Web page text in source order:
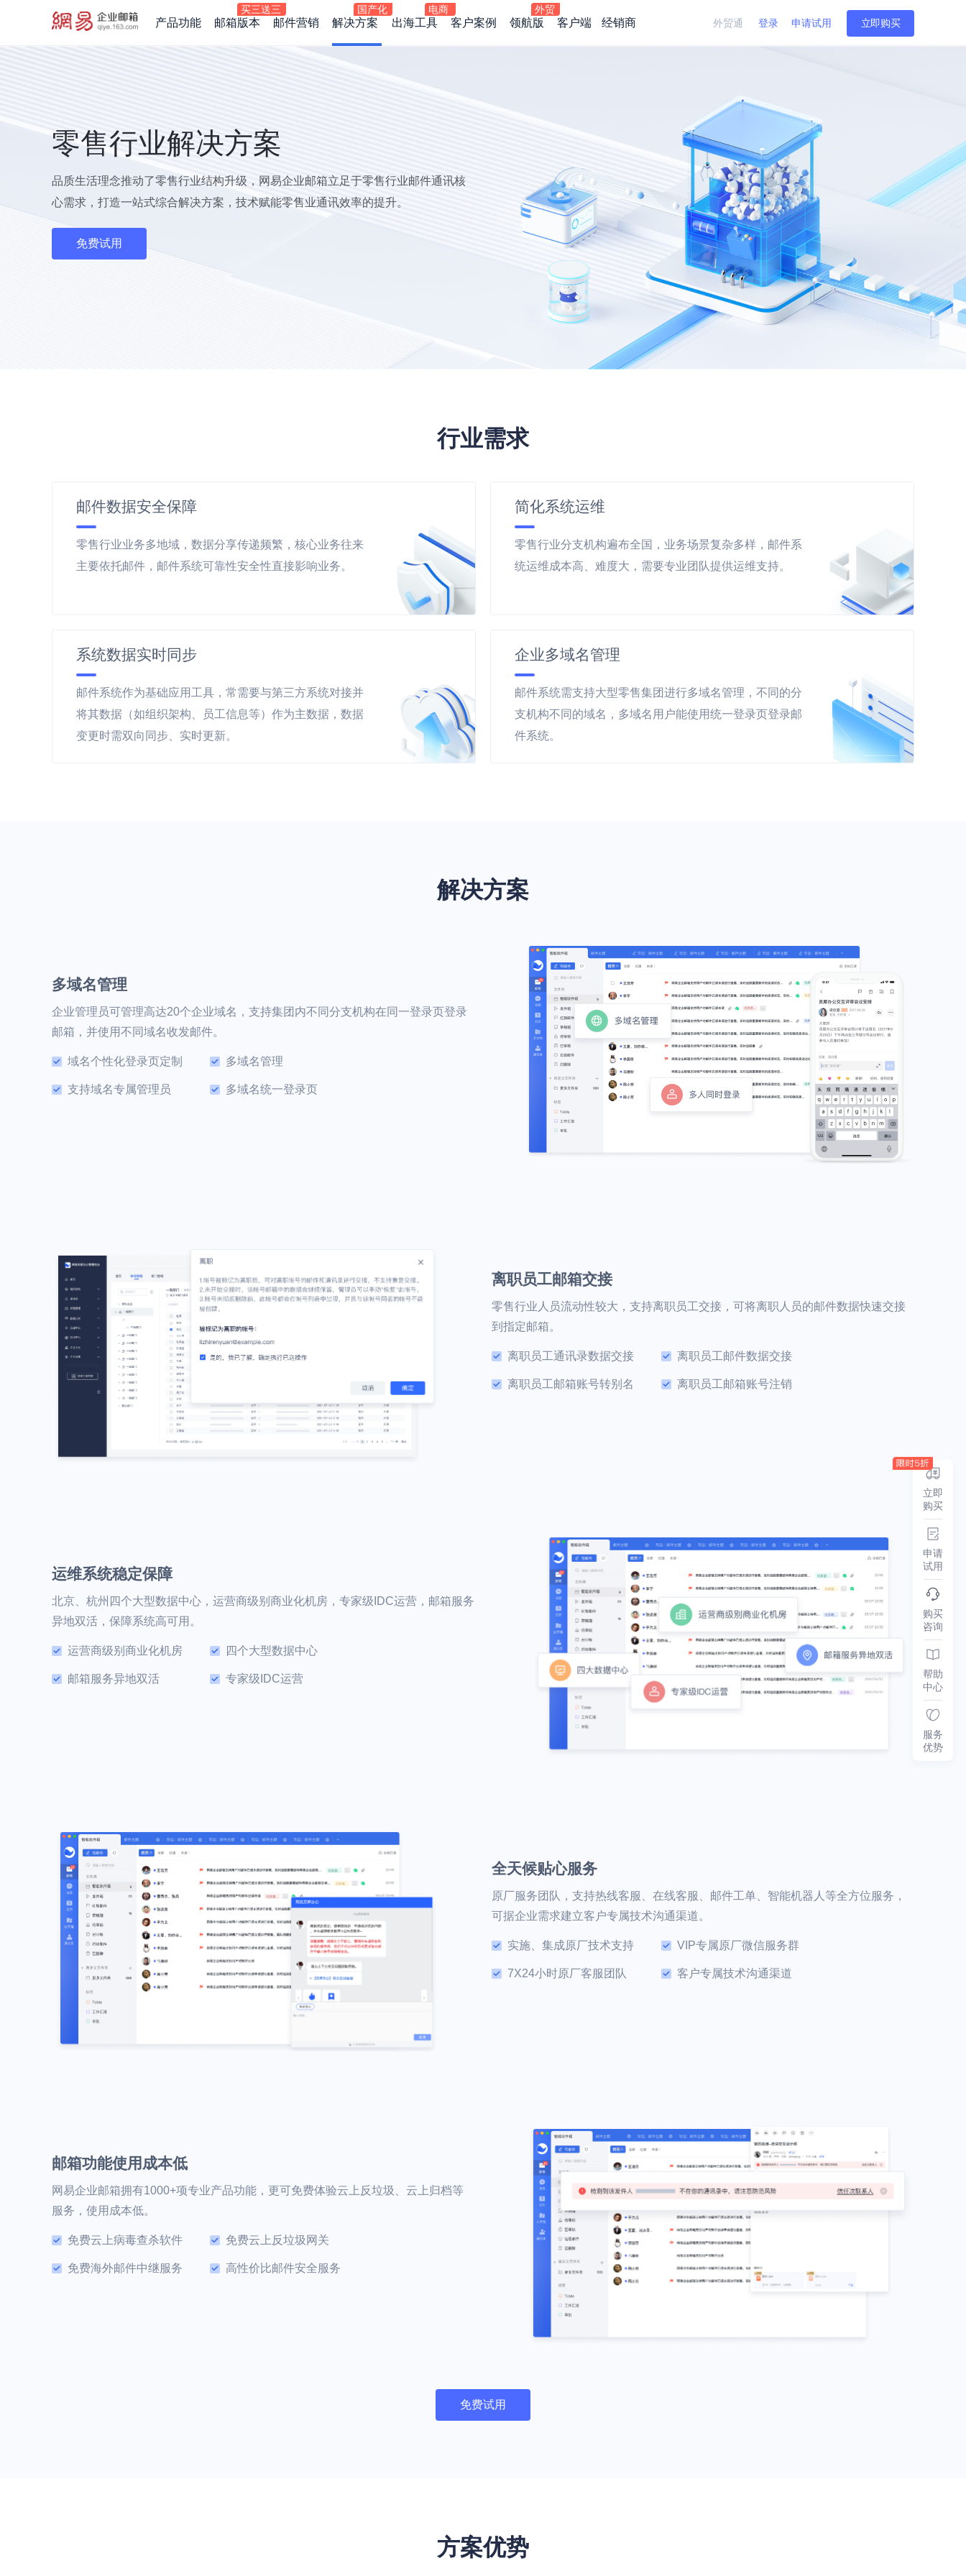
产品功能 邮箱版本 邮件营销 解决方案 出海工具 客户案例 领航版 客户端 经销商 外贸通 登录 申请试用 立即购买
零售行业解决方案
品质生活理念推动了零售行业结构升级，网易企业邮箱立足于零售行业邮件通讯核
心需求，打造一站式综合解决方案，技术赋能零售业通讯效率的提升。
免费试用
行业需求
邮件数据安全保障
零售行业业务多地域，数据分享传递频繁，核心业务往来
主要依托邮件，邮件系统可靠性安全性直接影响业务。
简化系统运维
零售行业分支机构遍布全国，业务场景复杂多样，邮件系
统运维成本高、难度大，需要专业团队提供运维支持。
系统数据实时同步
邮件系统作为基础应用工具，常需要与第三方系统对接并
将其数据（如组织架构、员工信息等）作为主数据，数据
变更时需双向同步、实时更新。
企业多域名管理
邮件系统需支持大型零售集团进行多域名管理，不同的分
支机构不同的域名，多域名用户能使用统一登录页登录邮
件系统。
解决方案
多域名管理
企业管理员可管理高达20个企业域名，支持集团内不同分支机构在同一登录页登录
邮箱，并使用不同域名收发邮件。
域名个性化登录页定制 多域名管理
支持域名专属管理员 多域名统一登录页
离职员工邮箱交接
零售行业人员流动性较大，支持离职员工交接，可将离职人员的邮件数据快速交接
到指定邮箱。
离职员工通讯录数据交接 离职员工邮件数据交接
离职员工邮箱账号转别名 离职员工邮箱账号注销
运维系统稳定保障
北京、杭州四个大型数据中心，运营商级别商业化机房，专家级IDC运营，邮箱服务
异地双活，保障系统高可用。
运营商级别商业化机房 四个大型数据中心
邮箱服务异地双活 专家级IDC运营
全天候贴心服务
原厂服务团队，支持热线客服、在线客服、邮件工单、智能机器人等全方位服务，
可据企业需求建立客户专属技术沟通渠道。
实施、集成原厂技术支持 VIP专属原厂微信服务群
7X24小时原厂客服团队 客户专属技术沟通渠道
邮箱功能使用成本低
网易企业邮箱拥有1000+项专业产品功能，更可免费体验云上反垃圾、云上归档等
服务，使用成本低。
免费云上病毒查杀软件 免费云上反垃圾网关
免费海外邮件中继服务 高性价比邮件安全服务
免费试用
方案优势
立即
购买
申请
试用
购买
咨询
帮助
中心
服务
优势